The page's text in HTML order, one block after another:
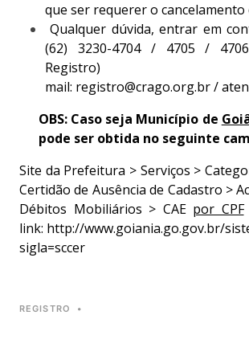
que ser requerer o cancelamento
Qualquer dúvida, entrar em
(62) 3230-4704 / 4705 /
mail: registro@crago.org.br/
OBS: Caso seja Município de
pode ser obtida no seguinte
Site da Prefeitura > Serviços >
Certidão de Ausência de Cadastro >
Débitos Mobiliários > CAE por CPF
link: http://www.goiania.go.gov.br/
sigla=sccer
REGISTRO •